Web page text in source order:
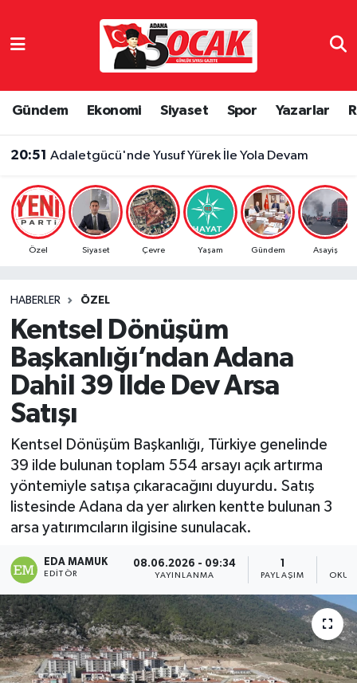
Gündem Ekonomi Siyaset Spor Yazarlar
20:51 Adaletgücü'nde Yusuf Yürek İle Yola Devam
Özel Siyaset Çevre Yaşam Gündem Asayiş
HABERLER ÖZEL
Kentsel Dönüşüm
Başkanlığı’ndan Adana
Dahil 39 İlde Dev Arsa
Satışı
Kentsel Dönüşüm Başkanlığı, Türkiye genelinde
39 ilde bulunan toplam 554 arsayı açık artırma
yöntemiyle satışa çıkaracağını duyurdu. Satış
listesinde Adana da yer alırken kentte bulunan 3
arsa yatırımcıların ilgisine sunulacak.
EDA MAMUK
EDITÖR
08.06.2026 - 09:34
YAYINLANMA PAYLAŞIM
Dünya
Eğitim
Gündem
Haber Reklam
Magazin
Özel
Resmi İlanlar
Sağlık
Yaşam
Yerel Yönetimler
Adana Nöbetçi Eczaneler
Adana Trafik Yoğunluk Haritası
Süper Lig Puan Durumu ve Fikstür
Son Dakika Haberleri
Haber Arşivi